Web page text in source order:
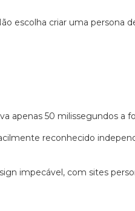
escolha criar uma persona
apenas 50 milissegundos a
reconhecido
impecável, com sites